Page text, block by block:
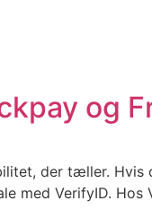
og
der tæller. Hvis
med VerifyID.